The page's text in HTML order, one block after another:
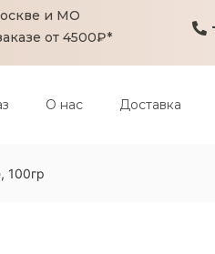
и МО
от 4500₽*
О нас Доставка
100гр